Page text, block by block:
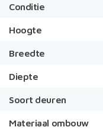
Conditie
Hoogte
Breedte
Diepte
Soort deuren
Materiaal ombouw